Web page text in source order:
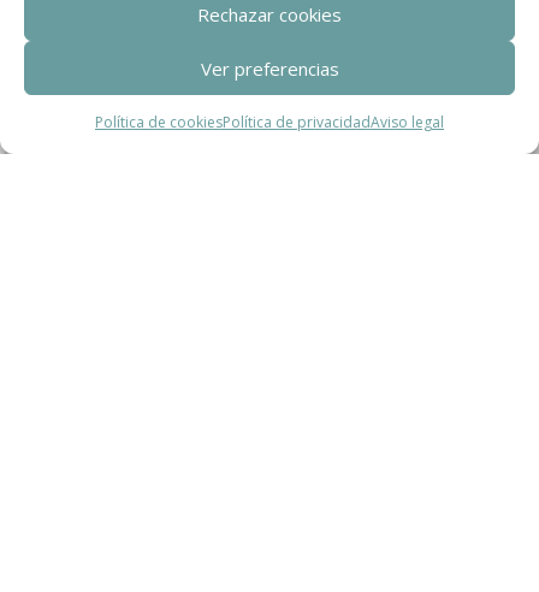
Rechazar cookies
Ver preferencias
Política de cookiesPolítica de privacidadAviso legal
Centro de Innovación Tecnológica en Bioconstrucción y Paisajismo.
Contact